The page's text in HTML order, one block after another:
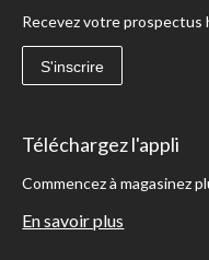
Recevez votre prospectus
S'inscrire
Téléchargez l'appli
Commencez à magasinez
En savoir plus